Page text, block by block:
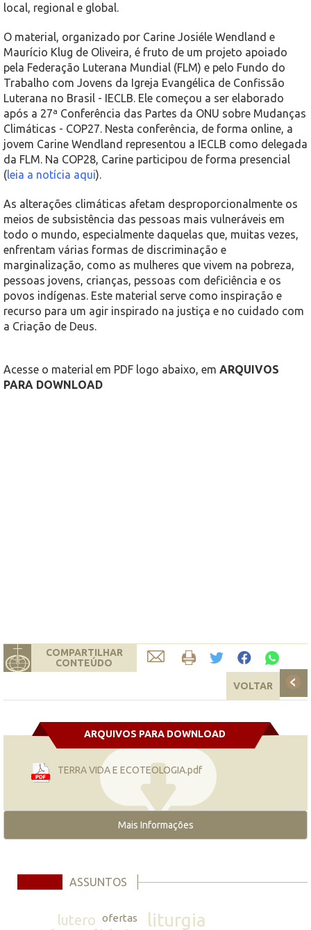
local, regional e global.
O material, organizado por Carine Josiéle Wendland e
Maurício Klug de Oliveira, é fruto de um projeto apoiado
pela Federação Luterana Mundial (FLM) e pelo Fundo do
Trabalho com Jovens da Igreja Evangélica de Confissão
Luterana no Brasil - IECLB. Ele começou a ser elaborado
após a 27ª Conferência das Partes da ONU sobre Mudanças
Climáticas - COP27. Nesta conferência, de forma online, a
jovem Carine Wendland representou a IECLB como delegada
da FLM. Na COP28, Carine participou de forma presencial
(leia a notícia aqui).
As alterações climáticas afetam desproporcionalmente os
meios de subsistência das pessoas mais vulneráveis em
todo o mundo, especialmente daquelas que, muitas vezes,
enfrentam várias formas de discriminação e
marginalização, como as mulheres que vivem na pobreza,
pessoas jovens, crianças, pessoas com deficiência e os
povos indígenas. Este material serve como inspiração e
recurso para um agir inspirado na justiça e no cuidado com
a Criação de Deus.
Acesse o material em PDF logo abaixo, em ARQUIVOS
PARA DOWNLOAD
COMPARTILHAR
CONTEÚDO
VOLTAR
ARQUIVOS PARA DOWNLOAD
TERRA VIDA E ECOTEOLOGIA.pdf
Mais Informações
ASSUNTOS
lutero ofertas liturgia